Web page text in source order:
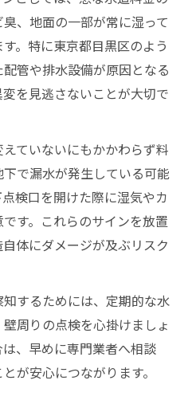
、地面の一部が常に湿って
。特に東京都目黒区のよう
管や排水設備が原因となる
を見逃さないことが大切で
ていないにもかかわらず料
で漏水が発生している可能
検口を開けた際に湿気やカ
す。これらのサインを放置
体にダメージが及ぶリスク
するためには、定期的な水
周りの点検を心掛けましょ
、早めに専門業者へ相談
が安心につながります。